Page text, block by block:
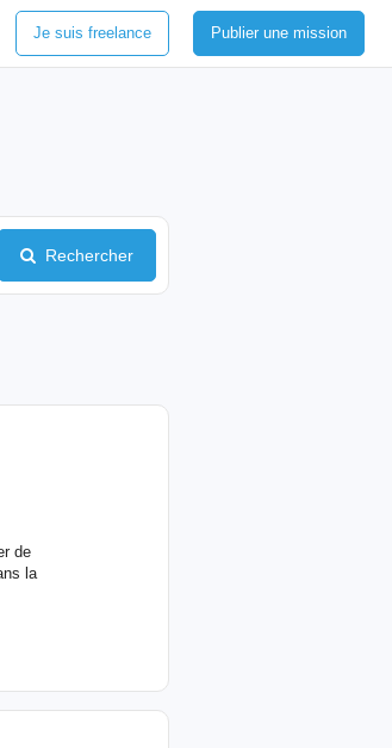
Je suis freelance Publier une mission
Rechercher
de
la